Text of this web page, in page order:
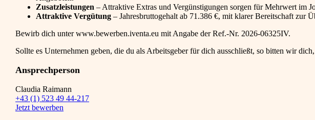
Zusatzleistungen – Attraktive Extras und Vergünstigungen sorgen für Mehrwert im
Attraktive Vergütung – Jahresbruttogehalt ab 71.386 €, mit klarer Bereitschaft zur
Bewirb dich unter www.bewerben.iventa.eu mit Angabe der Ref.-Nr. 2026-06325IV.
Sollte es Unternehmen geben, die du als Arbeitsgeber für dich ausschließt, so bitten wir
Ansprechperson
Claudia Raimann
+43 (1) 523 49 44-217
Jetzt bewerben